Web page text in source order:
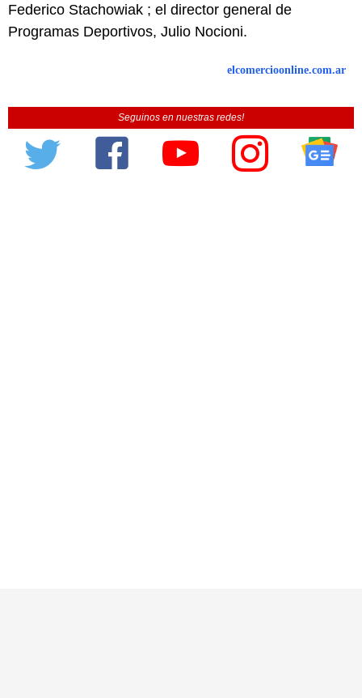
Federico Stachowiak ; el director general de
Programas Deportivos, Julio Nocioni.
elcomercioonline.com.ar
Seguinos en nuestras redes!